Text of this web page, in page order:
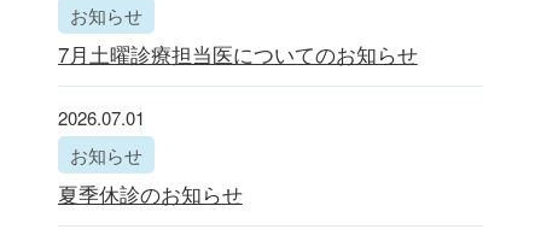
お知らせ
7月土曜診療担当医についてのお知らせ
2026.07.01
お知らせ
夏季休診のお知らせ